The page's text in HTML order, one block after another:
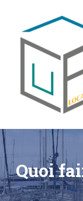
content
vous!
Quoi